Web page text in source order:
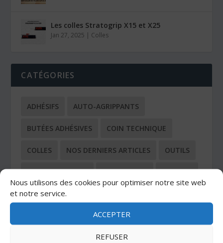
Nous utilisons des cookies pour optimiser notre site web
et notre service.
ACCEPTER
REFUSER
Les colles Stratogrip X15 et X25
Jan 27, 2025 | Colles
CATÉGORIES
ADHÉSIFS AUTO-AGRIPPANTS
BUTÉES ADHÉSIVES COIN TECHNIQUE
COLLES NOS DERNIERS ARTICLES OUTILS
OUTILS DE COUPE PROTECTION SANGLES
TOUS LES ARTICLES